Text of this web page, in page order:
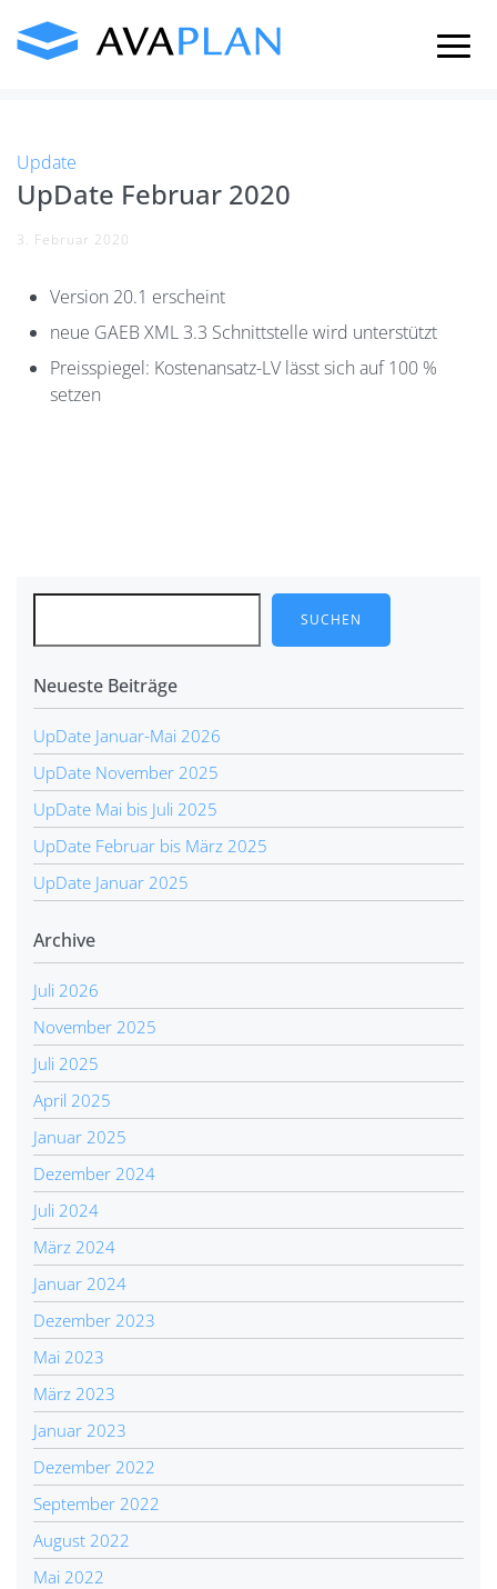
content
Update
UpDate Februar 2020
3. Februar 2020
Version 20.1 erscheint
neue GAEB XML 3.3 Schnittstelle wird unterstützt
Preisspiegel: Kostenansatz-LV lässt sich auf 100 %
setzen
SUCHEN
Neueste Beiträge
UpDate Januar-Mai 2026
UpDate November 2025
UpDate Mai bis Juli 2025
UpDate Februar bis März 2025
UpDate Januar 2025
Archive
Juli 2026
November 2025
Juli 2025
April 2025
Januar 2025
Dezember 2024
Juli 2024
März 2024
Januar 2024
Dezember 2023
Mai 2023
März 2023
Januar 2023
Dezember 2022
September 2022
August 2022
Mai 2022